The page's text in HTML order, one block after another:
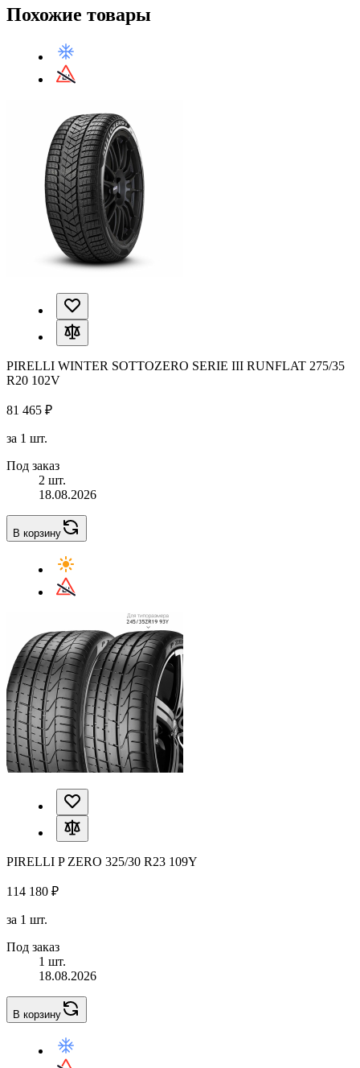
Похожие товары
PIRELLI WINTER SOTTOZERO SERIE III RUNFLAT 275/35
R20 102V
81 465 ₽
за 1 шт.
Под заказ
2 шт.
18.08.2026
В корзину
PIRELLI P ZERO 325/30 R23 109Y
114 180 ₽
за 1 шт.
Под заказ
1 шт.
18.08.2026
В корзину